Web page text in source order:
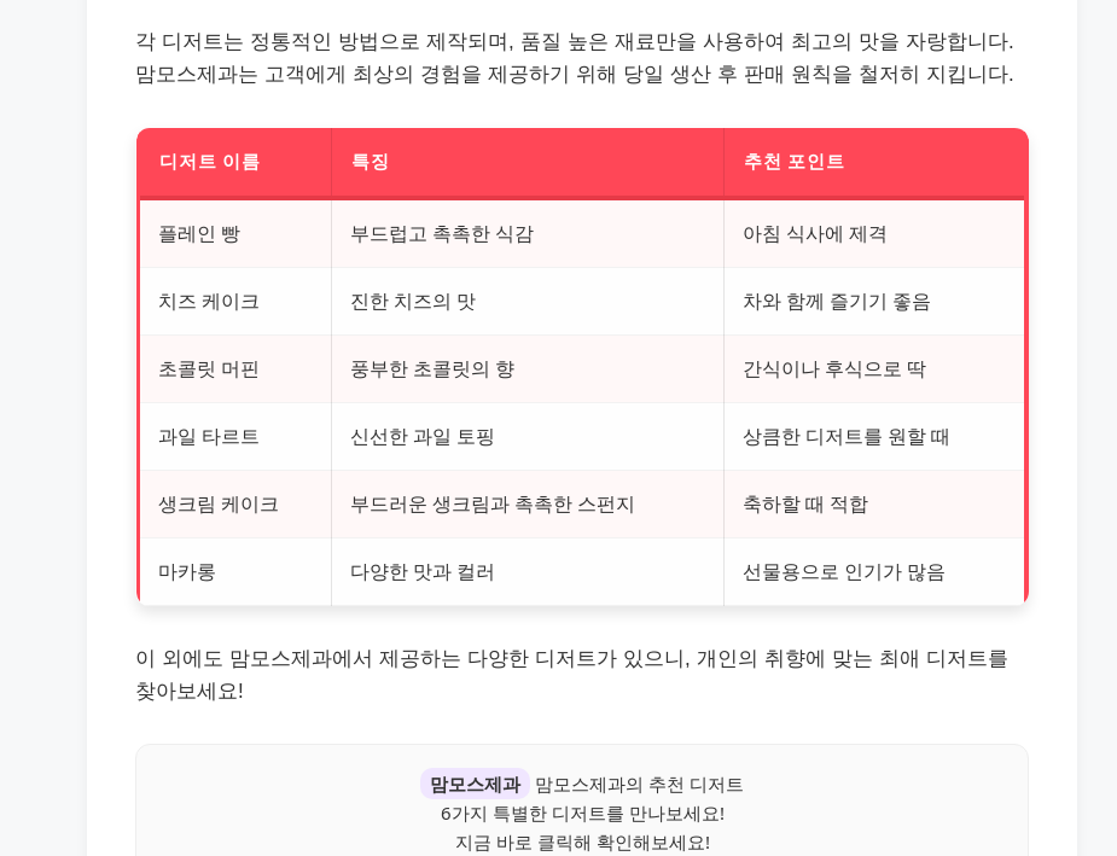
각 디저트는 정통적인 방법으로 제작되며, 품질 높은 재료만을 사용하여 최고의 맛을 자랑합니다.
맘모스제과는 고객에게 최상의 경험을 제공하기 위해 당일 생산 후 판매 원칙을 철저히 지킵니다.
디저트 이름 특징 추천 포인트
플레인 빵 부드럽고 촉촉한 식감 아침 식사에 제격
치즈 케이크 진한 치즈의 맛 차와 함께 즐기기 좋음
초콜릿 머핀 풍부한 초콜릿의 향 간식이나 후식으로 딱
과일 타르트 신선한 과일 토핑 상큼한 디저트를 원할 때
생크림 케이크 부드러운 생크림과 촉촉한 스펀지 축하할 때 적합
마카롱 다양한 맛과 컬러 선물용으로 인기가 많음
이 외에도 맘모스제과에서 제공하는 다양한 디저트가 있으니, 개인의 취향에 맞는 최애 디저트를
찾아보세요!
맘모스제과
맘모스제과의 추천 디저트
6가지 특별한 디저트를 만나보세요!
지금 바로 클릭해 확인해보세요!